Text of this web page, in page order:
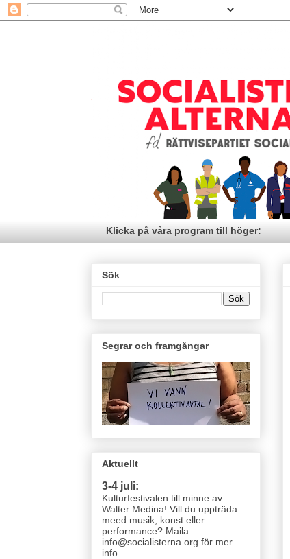
Klicka på våra program till höger:
Sök
Segrar och framgångar
Aktuellt
3-4 juli:
Kulturfestivalen till minne av
Walter Medina! Vill du uppträda
meed musik, konst eller
performance? Maila
info@socialisterna.org för mer
info.